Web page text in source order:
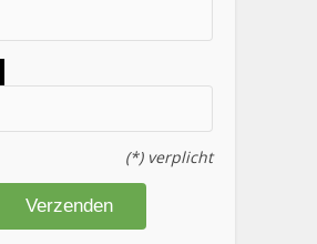
(*) verplicht